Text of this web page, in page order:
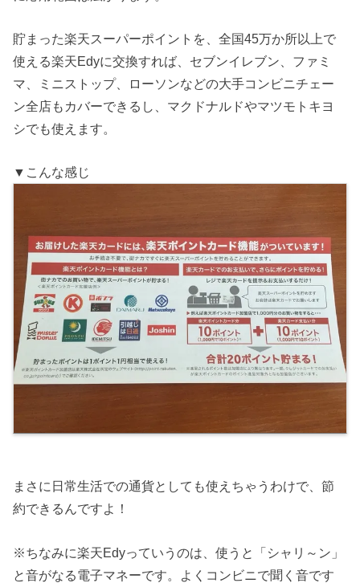
貯まった楽天スーパーポイントを、全国45万か所以上で
使える楽天Edyに交換すれば、セブンイレブン、ファミ
マ、ミニストップ、ローソンなどの大手コンビニチェー
ン全店もカバーできるし、マクドナルドやマツモトキヨ
シでも使えます。
▼こんな感じ
まさに日常生活での通貨としても使えちゃうわけで、節
約できるんですよ！
※ちなみに楽天Edyっていうのは、使うと「シャリ～ン」
と音がなる電子マネーです。よくコンビニで聞く音です